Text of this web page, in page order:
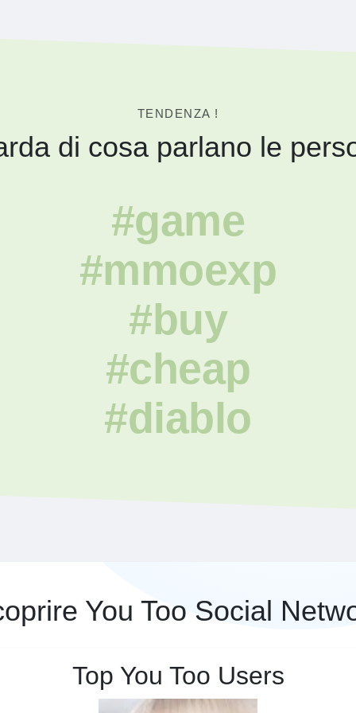
TENDENZA !
di cosa parlano le
#game
#mmoexp
#buy
#cheap
#diablo
You Too Social
Top You Too Users